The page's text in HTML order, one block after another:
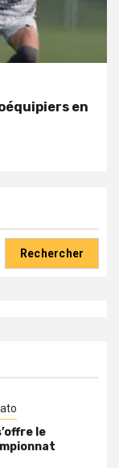
en
Rechercher
le